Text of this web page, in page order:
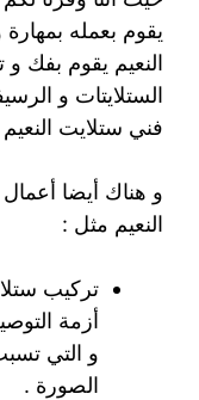
يقوم بعمله
النعيم يقوم بفك و
الستلايتات و
فني ستلايت
و هناك أيضا
النعيم مثل :
تركيب
أزمة
و التي
الصورة .